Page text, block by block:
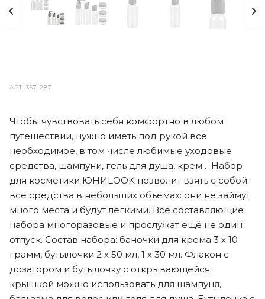
АРТ.357-287
Чтобы чувствовать себя комфортно в любом
путешествии, нужно иметь под рукой всё
необходимое, в том числе любимые уходовые
средства, шампуни, гель для душа, крем… Набор
для косметики ЮНИLOOK позволит взять с собой
все средства в небольших объёмах: они не займут
много места и будут лёгкими. Все составляющие
набора многоразовые и прослужат ещё не один
отпуск. Состав набора: баночки для крема 3 х 10
грамм, бутылочки 2 х 50 мл, 1 х 30 мл. Флакон с
дозатором и бутылочку с открывающейся
крышкой можно использовать для шампуня,